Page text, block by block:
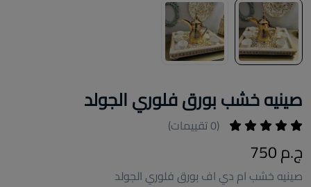
صينيه خشب بورق فلوري الجولد
(0 تقييمات)
ج.م 750
صينيه خشب ام دي اف بورق فلوري الجولد